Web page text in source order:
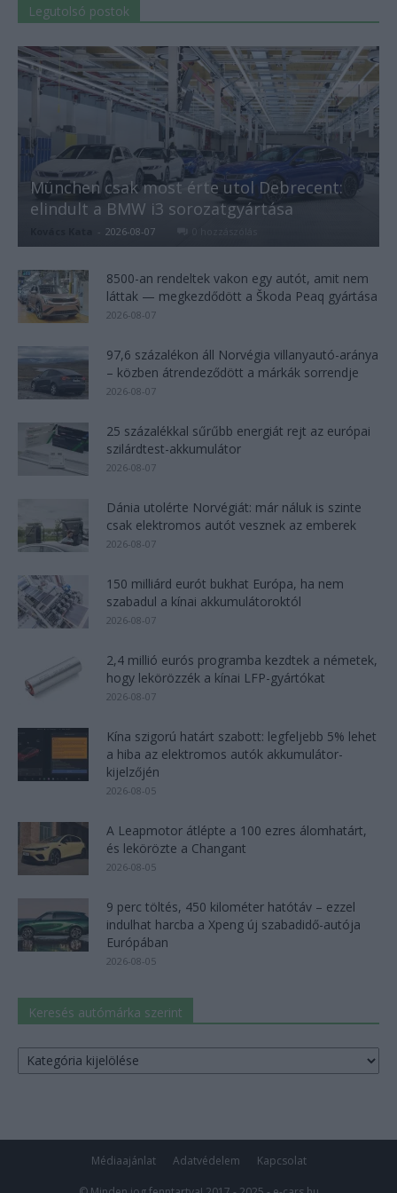
Legutolsó postok
München csak most érte utol Debrecent:
elindult a BMW i3 sorozatgyártása
- 2026-08-07
8500-an rendeltek vakon egy autót, amit nem
láttak — megkezdődött a Škoda Peaq gyártása
2026-08-07
97,6 százalékon áll Norvégia villanyautó-aránya
– közben átrendeződött a márkák sorrendje
2026-08-07
25 százalékkal sűrűbb energiát rejt az európai
szilárdtest-akkumulátor
2026-08-07
Dánia utolérte Norvégiát: már náluk is szinte
csak elektromos autót vesznek az emberek
2026-08-07
150 milliárd eurót bukhat Európa, ha nem
szabadul a kínai akkumulátoroktól
2026-08-07
2,4 millió eurós programba kezdtek a németek,
hogy lekörözzék a kínai LFP-gyártókat
2026-08-07
Kína szigorú határt szabott: legfeljebb 5% lehet
a hiba az elektromos autók akkumulátor-
kijelzőjén
2026-08-05
A Leapmotor átlépte a 100 ezres álomhatárt,
és lekörözte a Changant
2026-08-05
9 perc töltés, 450 kilométer hatótáv – ezzel
indulhat harcba a Xpeng új szabadidő-autója
Európában
2026-08-05
Keresés autómárka szerint
Keresés
autómárka
Médiaajánlat Adatvédelem Kapcsolat